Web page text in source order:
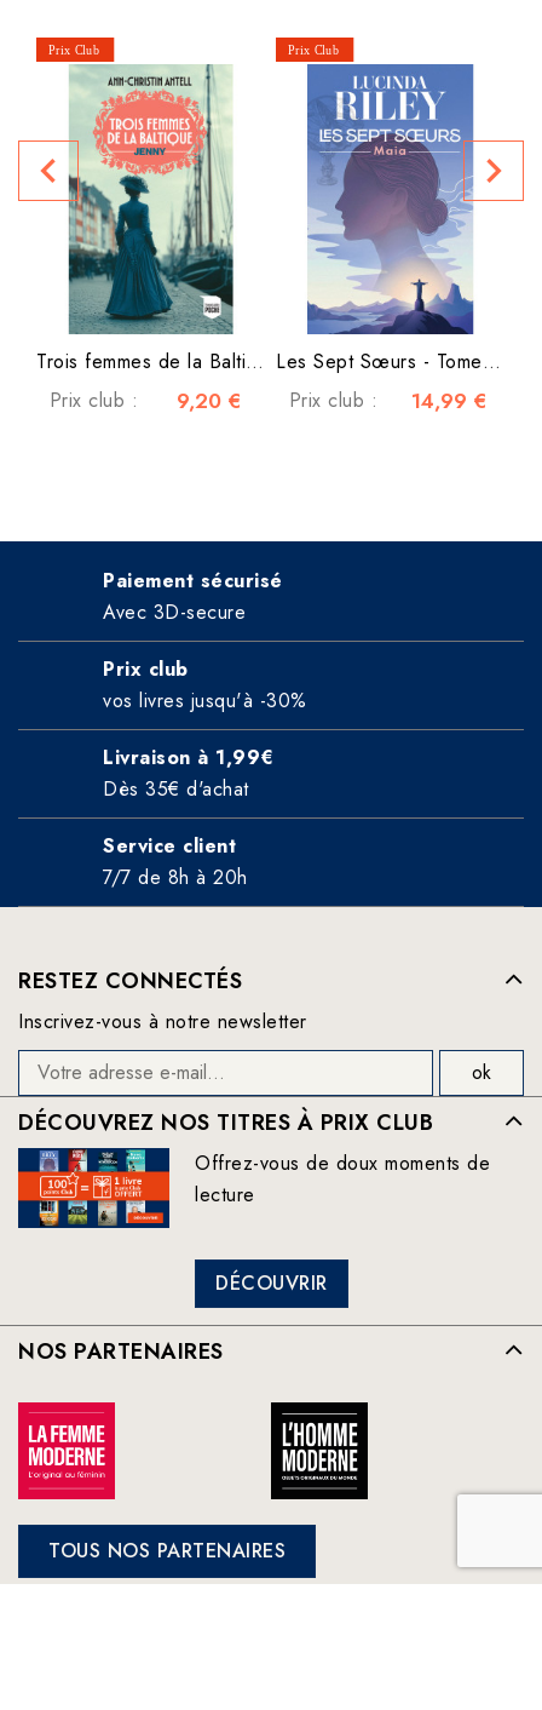
Trois femmes de la Baltique...
Prix club :
9,20 €
Les Sept Sœurs - Tome 1 - Maia
Prix club :
14,99 €
navigate_before navigate_next
Paiement sécurisé
Avec 3D-secure
Prix club
vos livres jusqu'à -30%
Livraison à 1,99€
Dès 35€ d'achat
Service client
7/7 de 8h à 20h
RESTEZ CONNECTÉS
Inscrivez-vous à notre newsletter
DÉCOUVREZ NOS TITRES À PRIX CLUB
Offrez-vous de doux moments de
lecture
DÉCOUVRIR
NOS PARTENAIRES
TOUS NOS PARTENAIRES